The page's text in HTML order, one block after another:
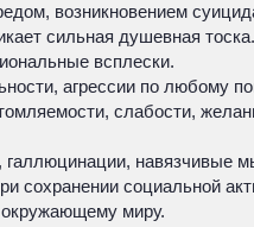
возникновением
сильная душевная тоска.
всплески.
агрессии по любому
слабости,
галлюцинации, навязчивые
сохранении социальной
окружающему миру.